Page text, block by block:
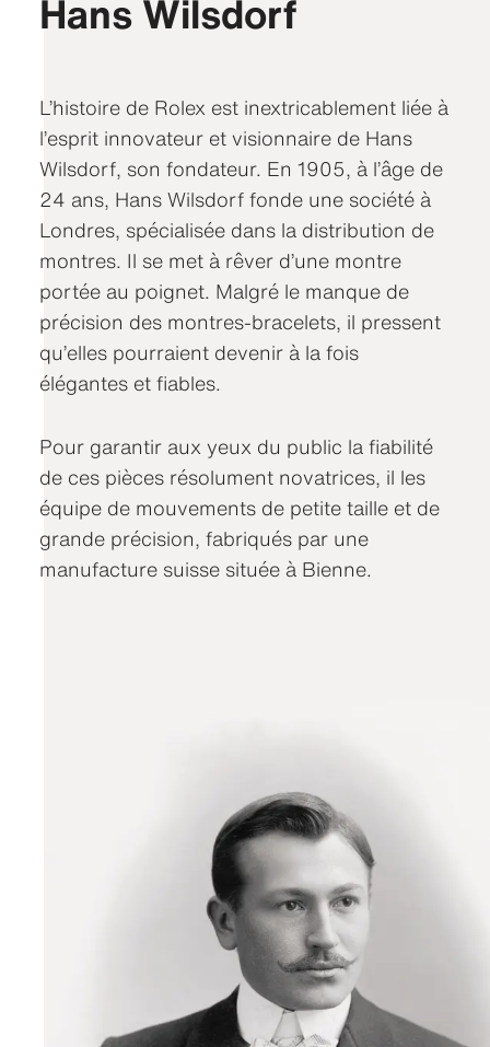
Hans Wilsdorf
L’histoire de Rolex est inextricablement liée à
l’esprit innovateur et visionnaire de Hans
Wilsdorf, son fondateur. En 1905, à l’âge de
24 ans, Hans Wilsdorf fonde une société à
Londres, spécialisée dans la distribution de
montres. Il se met à rêver d’une montre
portée au poignet. Malgré le manque de
précision des montres‑bracelets, il pressent
qu’elles pourraient devenir à la fois
élégantes et fiables.
Pour garantir aux yeux du public la fiabilité
de ces pièces résolument novatrices, il les
équipe de mouvements de petite taille et de
grande précision, fabriqués par une
manufacture suisse située à Bienne.